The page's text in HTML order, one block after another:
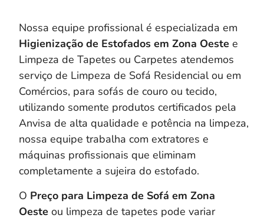
Nossa equipe profissional é especializada em
Higienização de Estofados em Zona Oeste e
Limpeza de Tapetes ou Carpetes atendemos
serviço de Limpeza de Sofá Residencial ou em
Comércios, para sofás de couro ou tecido,
utilizando somente produtos certificados pela
Anvisa de alta qualidade e potência na limpeza,
nossa equipe trabalha com extratores e
máquinas profissionais que eliminam
completamente a sujeira do estofado.
O Preço para Limpeza de Sofá em Zona
Oeste ou limpeza de tapetes pode variar